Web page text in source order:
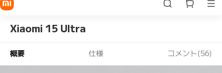
Xiaomi 15 Ultra
概要 仕様 コメント(56)